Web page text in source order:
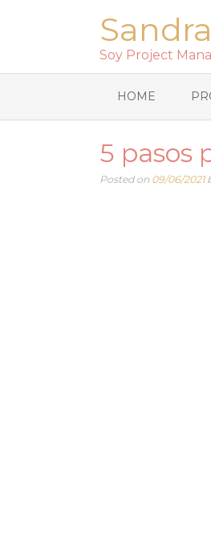
Soy Project
HOME
5 pasos
Posted on 09/06/2021